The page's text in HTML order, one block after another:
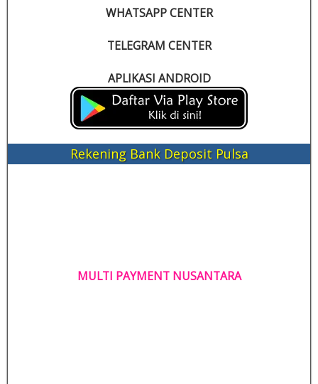
WHATSAPP CENTER
TELEGRAM CENTER
APLIKASI ANDROID
Rekening Bank Deposit Pulsa
MULTI PAYMENT NUSANTARA